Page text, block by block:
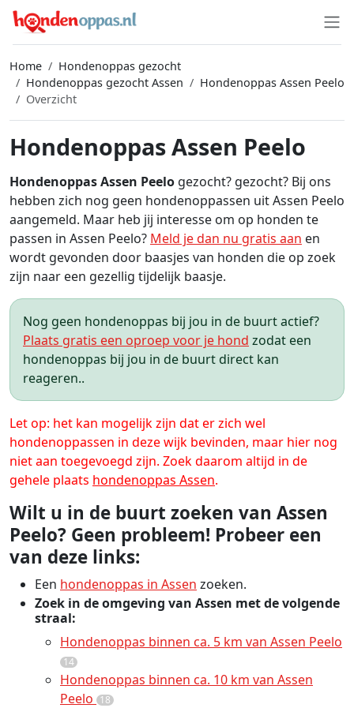
Home
Hondenoppas gezocht
Hondenoppas gezocht Assen
Hondenoppas Assen Peelo
Overzicht
Hondenoppas Assen Peelo
Hondenoppas Assen Peelo gezocht? gezocht? Bij ons
hebben zich nog geen hondenoppassen uit Assen Peelo
aangemeld. Maar heb jij interesse om op honden te
passen in Assen Peelo? Meld je dan nu gratis aan en
wordt gevonden door baasjes van honden die op zoek
zijn naar een gezellig tijdelijk baasje.
Nog geen hondenoppas bij jou in de buurt actief?
Plaats gratis een oproep voor je hond zodat een
hondenoppas bij jou in de buurt direct kan
reageren..
Let op: het kan mogelijk zijn dat er zich wel
hondenoppassen in deze wijk bevinden, maar hier nog
niet aan toegevoegd zijn. Zoek daarom altijd in de
gehele plaats hondenoppas Assen.
Wilt u in de buurt zoeken van Assen
Peelo? Geen probleem! Probeer een
van deze links:
Een hondenoppas in Assen zoeken.
Zoek in de omgeving van Assen met de volgende
straal:
Hondenoppas binnen ca. 5 km van Assen Peelo
14
Hondenoppas binnen ca. 10 km van Assen
Peelo 18